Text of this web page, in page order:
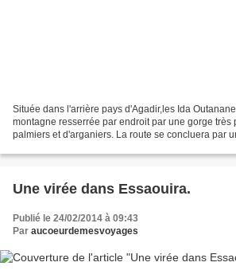
Située dans l'arrière pays d'Agadir,les Ida
montagne resserrée par endroit par une gorge très
palmiers et d'arganiers. La route se concluera par
Une virée dans Essaouira.
Publié le 24/02/2014 à 09:43
Par aucoeurdemesvoyages